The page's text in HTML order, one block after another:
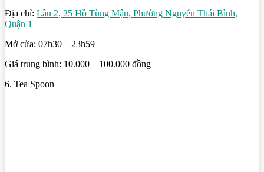
Địa chỉ: Lầu 2, 25 Hồ Tùng Mậu, Phường Nguyễn Thái Bình,
Quận 1
Mở cửa: 07h30 – 23h59
Giá trung bình: 10.000 – 100.000 đồng
6. Tea Spoon